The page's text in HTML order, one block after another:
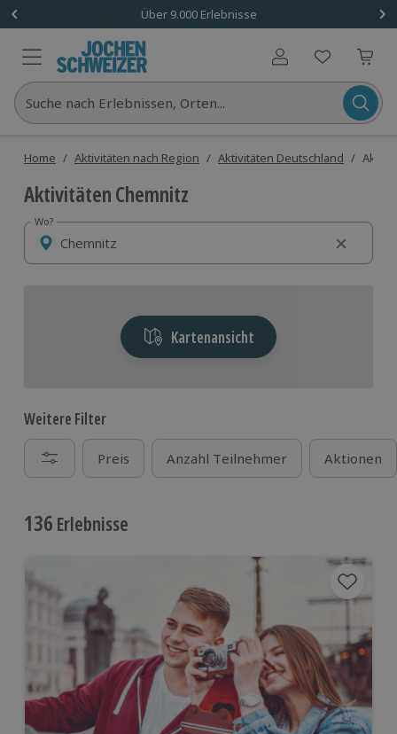
Über 9.000 Erlebnisse
Benutzerkonto
Suche nach Erlebnissen, Orten...
Home / Aktivitäten nach Region / Aktivitäten Deutschland /
Aktivitäten Chemnitz
Wo?
Wo?
Kartenansicht
Weitere Filter
Preis Anzahl Teilnehmer Aktionen
136 Erlebnisse